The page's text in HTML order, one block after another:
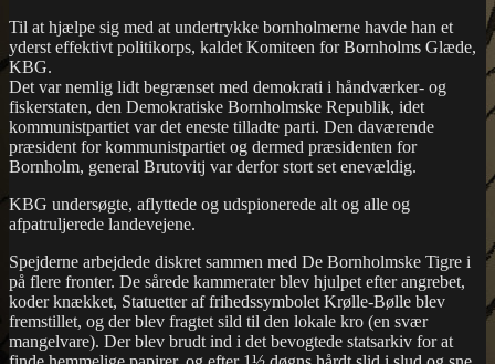
Til at hjælpe sig med at undertrykke bornholmerne havde han et
yderst effektivt politikorps, kaldet Komiteen for Bornholms Glæde,
KBG.
Det var nemlig lidt begrænset med demokrati i håndværker- og
fiskerstaten, den Demokratiske Bornholmske Republik, idet
kommunistpartiet var det eneste tilladte parti. Den daværende
præsident for kommunistpartiet og dermed præsidenten for
Bornholm, general Brutovitj var derfor stort set enevældig.
KBG undersøgte, aflyttede og udspionerede alt og alle og
afpatruljerede landevejene.
Spejderne arbejdede diskret sammen med De Bornholmske Tigre i
på flere fronter. De sårede kammerater blev hjulpet efter angrebet,
koder knækket, Statuetter af frihedssymbolet Krølle-Bølle blev
fremstillet, og der blev fragtet sild til den lokale kro (en svær
mangelvare). Der blev brudt ind i det bevogtede statsarkiv for at